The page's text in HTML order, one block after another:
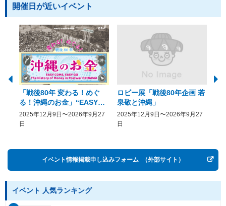
開催日が近いイベント
「戦後80年 変わる！めぐ
る！沖縄のお金」“EASY
COME, EASY GO － The
History of Money in
2025年12月9日〜2026年9月27
日
ロビー展「戦後80年企画 若
泉敬と沖縄」
2025年12月9日〜2026年9月27
日
イベント情報掲載申し込みフォーム （外部サイト）
イベント 人気ランキング